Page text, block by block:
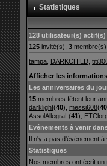
Statistiques
128 utilisateur(s)
125 invité(s),3
tampa DARKCHILD ,
Afficher les
Les anniversaires du
15 membres fêtent leur
darklight(40),messi608(40
AssolAllegraL(41),
Evénements à venir
Il n'y a pas d'évènement
Statistiques
Nos membres ont écrit